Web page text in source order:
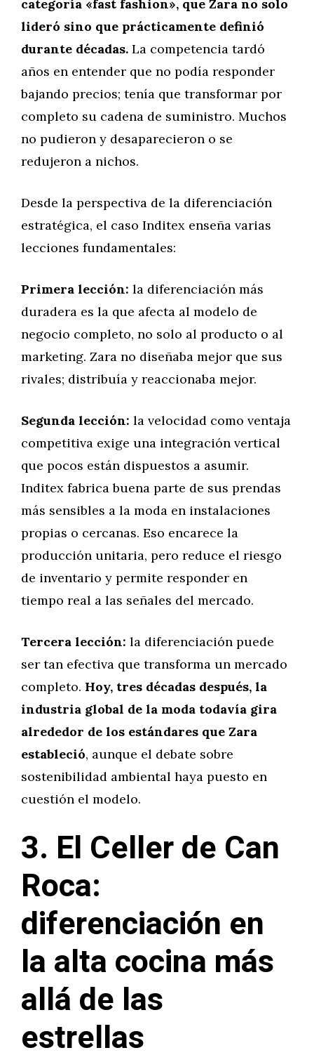
categoría «fast fashion», que Zara no solo
lideró sino que prácticamente definió
durante décadas. La competencia tardó
años en entender que no podía responder
bajando precios; tenía que transformar por
completo su cadena de suministro. Muchos
no pudieron y desaparecieron o se
redujeron a nichos.
Desde la perspectiva de la diferenciación
estratégica, el caso Inditex enseña varias
lecciones fundamentales:
Primera lección: la diferenciación más
duradera es la que afecta al modelo de
negocio completo, no solo al producto o al
marketing. Zara no diseñaba mejor que sus
rivales; distribuía y reaccionaba mejor.
Segunda lección: la velocidad como ventaja
competitiva exige una integración vertical
que pocos están dispuestos a asumir.
Inditex fabrica buena parte de sus prendas
más sensibles a la moda en instalaciones
propias o cercanas. Eso encarece la
producción unitaria, pero reduce el riesgo
de inventario y permite responder en
tiempo real a las señales del mercado.
Tercera lección: la diferenciación puede
ser tan efectiva que transforma un mercado
completo. Hoy, tres décadas después, la
industria global de la moda todavía gira
alrededor de los estándares que Zara
estableció, aunque el debate sobre
sostenibilidad ambiental haya puesto en
cuestión el modelo.
3. El Celler de Can
Roca:
diferenciación en
la alta cocina más
allá de las
estrellas